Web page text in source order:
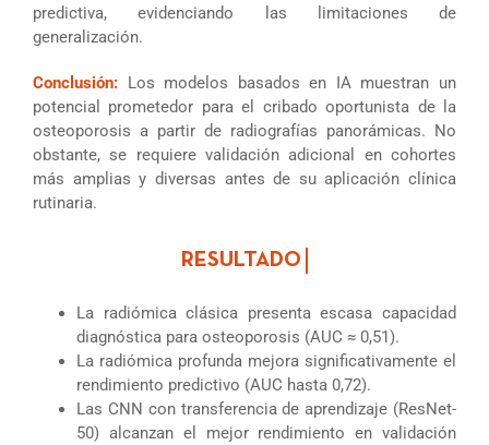
predictiva, evidenciando las limitaciones de
generalización.
Conclusión:Los modelos basados en IA muestran un
potencial prometedor para el cribado oportunista de la
osteoporosis a partir de radiografías panorámicas. No
obstante, se requiere validación adicional en cohortes
más amplias y diversas antes de su aplicación clínica
rutinaria.
La radiómica clásica presenta escasa capacidad
diagnóstica para osteoporosis (AUC ≈ 0,51).
La radiómica profunda mejora significativamente el
rendimiento predictivo (AUC hasta 0,72).
Las CNN con transferencia de aprendizaje (ResNet-
50) alcanzan el mejor rendimiento en validación